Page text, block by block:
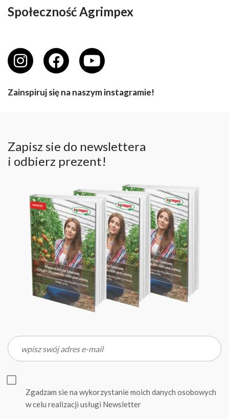
warunki atmosferyczne oraz różne potrzeby roślin na
poszczególnych etapach ich rozwoju sprawiają, że
Społeczność Agrimpex
Zainspiruj się na naszym instagramie!
Zapisz sie do newslettera
i odbierz prezent!
Zgadzam sie na wykorzystanie moich danych osobowych
w celu realizacji usługi Newsletter